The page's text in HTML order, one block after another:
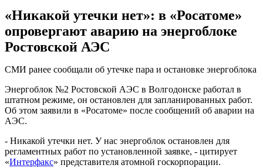
«Никакой утечки нет»: в «Росатоме»
опровергают аварию на энергоблоке
Ростовской АЭС
СМИ ранее сообщали об утечке пара и остановке энергоблока
Энергоблок №2 Ростовской АЭС в Волгодонске работал в
штатном режиме, он остановлен для запланированных работ.
Об этом заявили в «Росатоме» после сообщений об аварии на
АЭС.
- Никакой утечки нет. У нас энергоблок остановлен для
регламентных работ по установленной заявке, - цитирует
«Интерфакс» представителя атомной госкорпорации.